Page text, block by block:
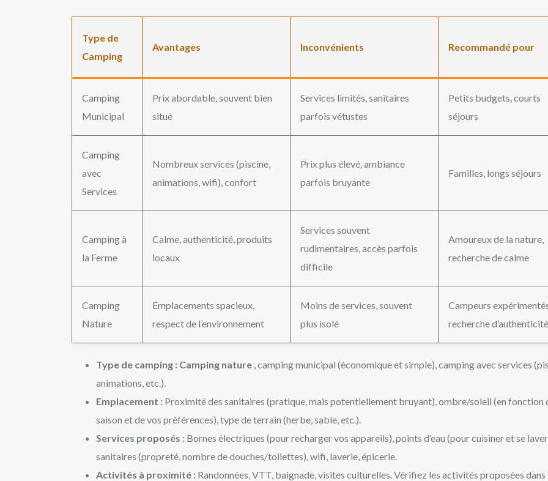
Type de
Camping
Avantages Inconvénients Recommandé pour
Camping
Municipal
Prix abordable, souvent bien
situé
Services limités, sanitaires
parfois vétustes
Petits budgets, courts
séjours
Camping
avec
Services
Nombreux services (piscine,
animations, wifi), confort
Prix plus élevé, ambiance
parfois bruyante
Familles, longs séjours
Camping à
la Ferme
Calme, authenticité, produits
locaux
Services souvent
rudimentaires, accès parfois
difficile
Amoureux de la nature,
recherche de calme
Camping
Nature
Emplacements spacieux,
respect de l’environnement
Moins de services, souvent
plus isolé
Campeurs
recherche d’authenticité
Type de camping : Camping nature , camping municipal (économique et simple), camping avec services
animations, etc.).
Emplacement : Proximité des sanitaires (pratique, mais potentiellement bruyant), ombre/soleil (en fonction
saison et de vos préférences), type de terrain (herbe, sable, etc.).
Services proposés : Bornes électriques (pour recharger vos appareils), points d’eau (pour cuisiner et se
sanitaires (propreté, nombre de douches/toilettes), wifi, laverie, épicerie.
Activités à proximité : Randonnées, VTT, baignade, visites culturelles. Vérifiez les activités proposées dans